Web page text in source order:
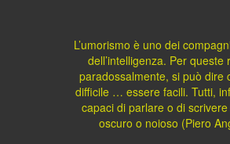
L’umorismo è uno dei
dell’intelligenza. Per queste
paradossalmente, si può dire
difficile … essere facili. Tutti,
capaci di parlare o di
oscuro o noioso (Piero